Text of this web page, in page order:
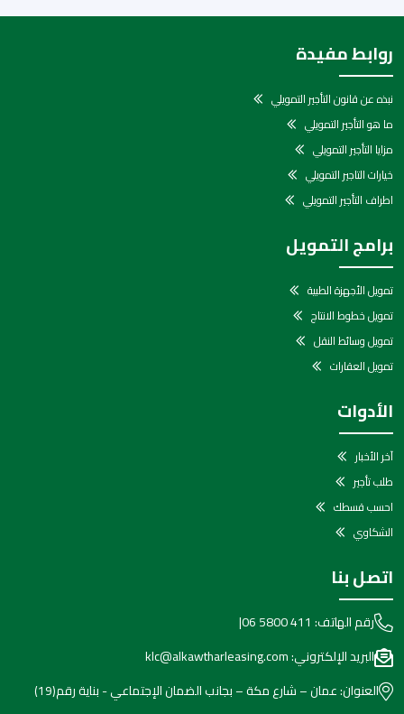
روابط مفيدة
نبذه عن قانون التأجير التمويلي
ما هو التأجير التمويلي
مزايا التأجير التمويلي
خيارات التاجير التمويلي
اطراف التأجير التمويلي
برامج التمويل
تمويل الأجهزة الطبية
تمويل خطوط الانتاج
تمويل وسائط النقل
تمويل العقارات
الأدوات
آخر الأخبار
طلب تأجير
احسب قسطك
الشكاوي
اتصل بنا
رقم الهاتف: 06 5800 411
|
البريد الإلكتروني:klc@alkawtharleasing.com
العنوان:عمان – شارع مكة – بجانب الضمان الإجتماعي - بناية رقم(19)